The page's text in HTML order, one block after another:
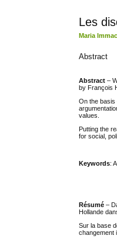
Les
Maria
Abstract
Abstract –
by François
On the basis
values.
Putting the
for social,
Keywords:
Résumé –
Hollande
Sur la base
changement